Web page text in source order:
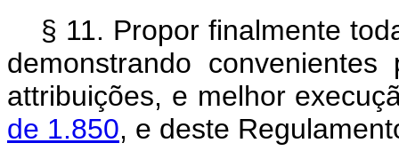
§ 11. Propor finalmente
demonstrando
attribuições, e melhor
de 1.850, e deste